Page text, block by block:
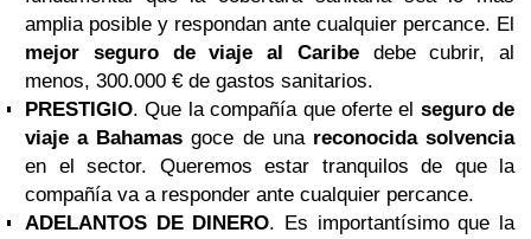
amplia posible y respondan ante cualquier percance. El
mejor
seguro de viaje al Caribedebe cubrir, al
menos, 300.000 € de gastos sanitarios.
PRESTIGIO. Que la compañía que oferte el seguro de
viaje a Bahamas goce de una reconocida solvencia
en el sector. Queremos estar tranquilos de que la
compañía va a responder ante cualquier percance.
ADELANTOS DE DINERO. Es importantísimo que la